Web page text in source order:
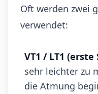
Oft werden zwei
verwendet:
VT1 / LT1 (erste
sehr leichter zu
die Atmung